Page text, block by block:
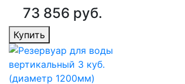
73 856 руб.
Купить